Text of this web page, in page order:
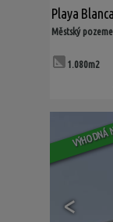
Playa Blanca
Městský
1.080m2
<